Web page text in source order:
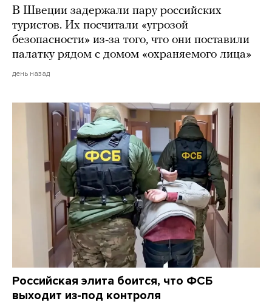
В Швеции задержали пару российских
туристов. Их посчитали «угрозой
безопасности» из-за того, что они поставили
палатку рядом с домом «охраняемого лица»
день назад
Российская элита боится, что ФСБ
выходит из-под контроля